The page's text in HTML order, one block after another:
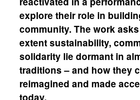
explore their role in
community. The work
extent sustainability,
solidarity lie dormant in
traditions – and how they
reimagined and made
today.